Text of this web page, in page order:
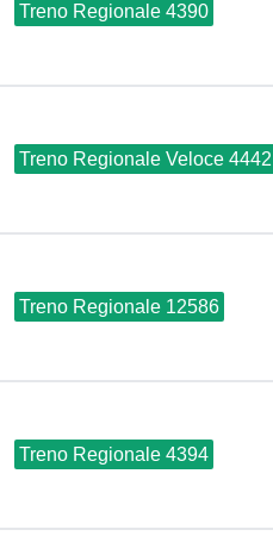
Treno Regionale 4390
Treno Regionale Veloce 4442
Treno Regionale 12586
Treno Regionale 4394